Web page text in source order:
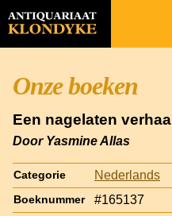
Onze boeken
Een nagelaten verhaal
Door Yasmine Allas
Categorie Nederlands
Boeknummer #165137